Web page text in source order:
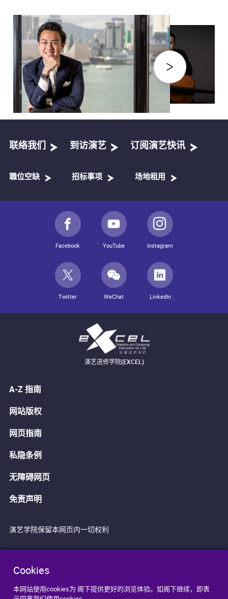
Cookies
本网站使用cookies为 阁下提供更好的浏览体验。如阁下继续，即表
联络我们 到访演艺 订阅演艺快讯
職位空缺 招标事项 场地租用
Facebook YouTube Instagram
Twitter WeChat LinkedIn
演艺进修学院(EXCEL)
A-Z 指南
网站版权
网页指南
私隐条例
无障碍网页
免责声明
演艺学院保留本网页内一切权利